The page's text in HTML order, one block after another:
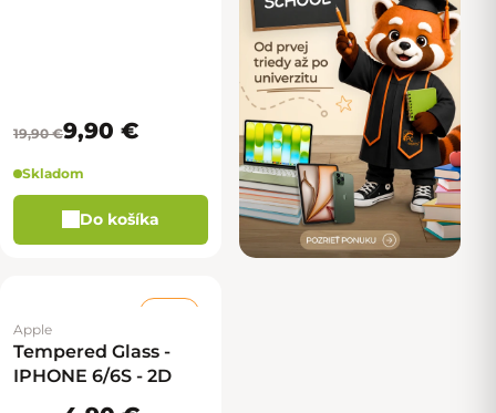
19,90 €9,90 €
Skladom
Do košíka
Apple
Tempered Glass -
IPHONE 6/6S - 2D